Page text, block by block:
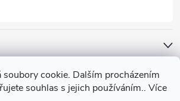
soubory cookie. Dalším procházením
souhlas s jejich používáním.. Více